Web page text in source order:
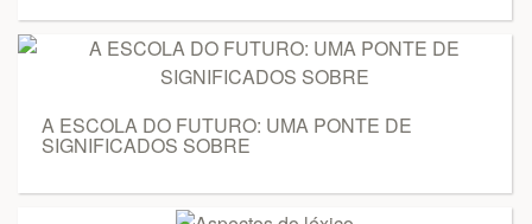
A ESCOLA DO FUTURO: UMA PONTE DE
SIGNIFICADOS SOBRE